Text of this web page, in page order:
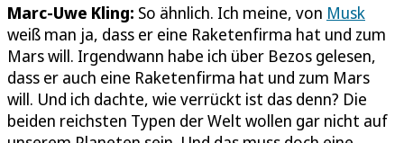
Marc-Uwe Kling: So ähnlich. Ich meine, von Musk
weiß man ja, dass er eine Raketenfirma hat und zum
Mars will. Irgendwann habe ich über Bezos gelesen,
dass er auch eine Raketenfirma hat und zum Mars
will. Und ich dachte, wie verrückt ist das denn? Die
beiden reichsten Typen der Welt wollen gar nicht auf